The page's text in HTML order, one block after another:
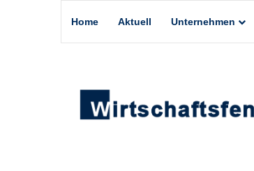
Home Aktuell Unternehmen